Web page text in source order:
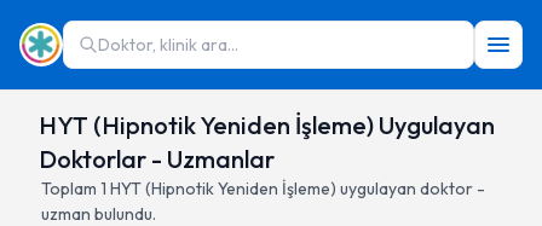
Doktor, klinik ara...
HYT (Hipnotik Yeniden İşleme) Uygulayan
Doktorlar - Uzmanlar
Toplam 1 HYT (Hipnotik Yeniden İşleme) uygulayan doktor -
uzman bulundu.